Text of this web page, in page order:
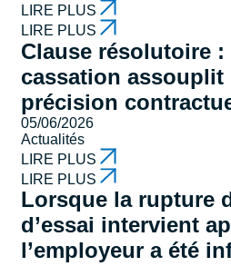
LIRE PLUS
LIRE PLUS
Clause résolutoire :
cassation assouplit
précision
05/06/2026
Actualités
LIRE PLUS
LIRE PLUS
Lorsque la rupture
d’essai intervient
l’employeur a été